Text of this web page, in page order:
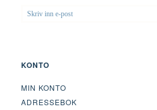
SKRIV
INN
KONTO
MIN KONTO
ADRESSEBOK